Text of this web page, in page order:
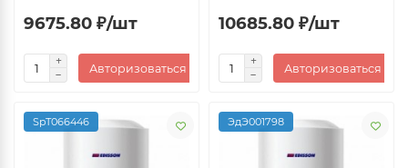
9675.80 ₽/шт
Авторизоваться
10685.80 ₽/шт
Авторизоваться
SpT066446 ЭдЭ001798